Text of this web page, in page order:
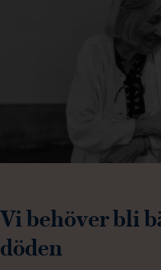
Vi behöver bli
döden